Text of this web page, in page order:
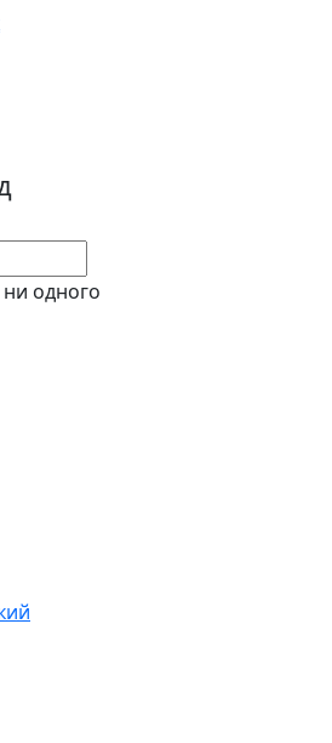
одного